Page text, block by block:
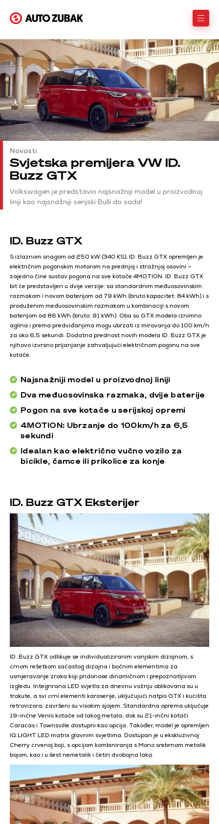
Novosti
Svjetska premijera VW ID.
Buzz GTX
Volkswagen je predstavio najsnažniji model u proizvodnoj
liniji kao najsnažniji serijski Bulli do sada!
ID. Buzz GTX
S izlaznom snagom od 250 kW (340 KS), ID. Buzz GTX opremljen je
električnim pogonskim motorom na prednjoj i stražnjoj osovini –
zajedno čine sustav pogona na sve kotače 4MOTION. ID. Buzz GTX
bit će predstavljen u dvije verzije: sa standardnim međuosovinskim
razmakom i novom baterijom od 79 kWh (bruto kapacitet: 84 kWh) i s
produženim međuosovinskim razmakom u kombinaciji s novom
baterijom od 86 kWh (bruto: 91 kWh). Oba su GTX modela iznimno
agilna i prema predviđanjima mogu ubrzati iz mirovanja do 100 km/h
za oko 6,5 sekundi. Dodatna prednost novih modela ID. Buzz GTX je
njihovo izvrsno prijanjanje zahvaljujući električnom pogonu na sve
kotače.
Najsnažniji model u proizvodnoj liniji
Dva međuosovinska razmaka, dvije baterije
Pogon na sve kotače u serijskoj opremi
4MOTION: Ubrzanje do 100km/h za 6,5
sekundi
Idealan kao električno vučno vozilo za
bicikle, čamce ili prikolice za konje
ID. Buzz GTX Eksterijer
ID. Buzz GTX odlikuje se individualiziranim vanjskim dizajnom, s
crnom rešetkom saćastog dizajna i bočnim elementima za
usmjeravanje zraka koji pridonose dinamičnom i prepoznatljivom
izgledu. Integrirana LED svjetla za dnevnu vožnju oblikovana su u
trokute, a svi crni elementi karoserije, uključujući natpis GTX i kućišta
retrovizora, završeni su visokim sjajem. Standardna oprema uključuje
19-inčne Venlo kotače od lakog metala, dok su 21-inčni kotači
Caracas i Townsville dostupni kao opcija. Također, model je opremljen
IQ.LIGHT LED matrix glavnim svjetlima. Dostupan je u ekskluzivnoj
Cherry crvenoj boji, s opcijom kombiniranja s Mono srebrnom metalik
bojom, kao i u šest nemetalik i četiri dvobojna laka.